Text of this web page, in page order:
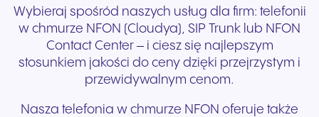
Wybieraj spośród naszych usług dla firm: telefonii
w chmurze NFON (Cloudya), SIP Trunk lub NFON
Contact Center – i ciesz się najlepszym
stosunkiem jakości do ceny dzięki przejrzystym i
przewidywalnym cenom.
Nasza telefonia w chmurze NFON oferuje także